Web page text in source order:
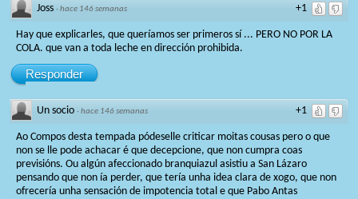
+1
Joss ·hace 146 semanas
Hay que explicarles, que queríamos ser primeros sí ... PERO NO POR LA
COLA. que van a toda leche en dirección prohibida.
Responder
+1
Un socio ·hace 146 semanas
Ao Compos desta tempada pódeselle criticar moitas cousas pero o que
non se lle pode achacar é que decepcione, que non cumpra coas
previsións. Ou algún afeccionado branquiazul asistiu a San Lázaro
pensando que non ía perder, que tería unha idea clara de xogo, que non
ofrecería unha sensación de impotencia total e que Pabo Antas